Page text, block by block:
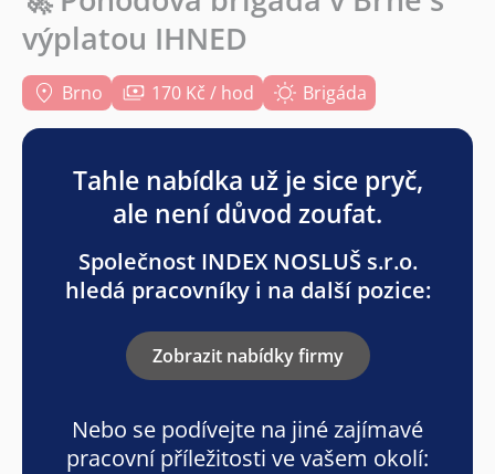
výplatou IHNED
Brno 170 Kč / hod Brigáda
Tahle nabídka už je sice pryč,
ale není důvod zoufat.
Společnost INDEX NOSLUŠ s.r.o.
hledá pracovníky i na další pozice:
Zobrazit nabídky firmy
Nebo se podívejte na jiné zajímavé
pracovní příležitosti ve vašem okolí: